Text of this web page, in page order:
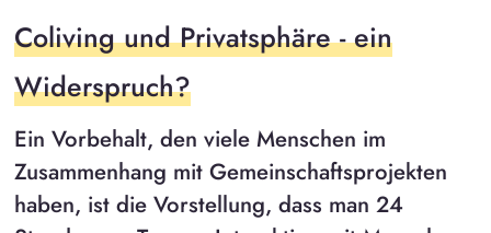
Coliving und Privatsphäre - ein
Widerspruch?
Ein Vorbehalt, den viele Menschen im
Zusammenhang mit Gemeinschaftsprojekten
haben, ist die Vorstellung, dass man 24